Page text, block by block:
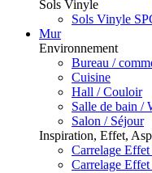
Sols Vinyle
Sols Vinyle
Mur
Environnement
Bureau /
Cuisine
Hall / Couloir
Salle de bain /
Salon / Séjour
Inspiration, Effet,
Carrelage
Carrelage